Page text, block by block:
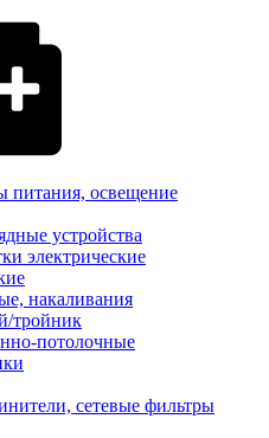
питания, освещение
устройства
электрические
накаливания
тройник
потолочные
сетевые фильтры